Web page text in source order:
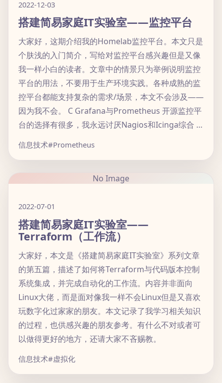
2022-12-03
搭建简易家庭IT实验室——监控平台
大家好，这期介绍我的Homelab监控平台。本文只是
个肤浅的入门简介，写给对监控平台感兴趣但是又像
我一样小白的读者。文章中的情景只为举例说明监控
平台的用法，不要用于生产环境实践。各种成熟的监
控平台都能支持复杂的需求/场景，本文不会涉及——
因为我不会。 C Grafana与Prometheus 开源监控平
台的选择有很多，我永远讨厌Nagios和Icinga综合 …
信息技术#Prometheus
No Image
2022-07-01
搭建简易家庭IT实验室——
Terraform（工作流）
大家好，本文是《搭建简易家庭IT实验室》系列文章
的第五篇，描述了如何将Terraform与代码版本控制
系统集成，并完成自动化的工作流。内容并非面向
Linux大佬，而是面对像我一样不会Linux但是又喜欢
玩数字化过家家的朋友。本文记录了我学习相关知识
的过程，也供感兴趣的朋友参考。有什么不对或者可
以做得更好的地方，还请大家不吝赐教。
信息技术#虚拟化